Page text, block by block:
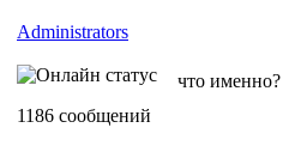
Administrators
1186 сообщений
что именно?